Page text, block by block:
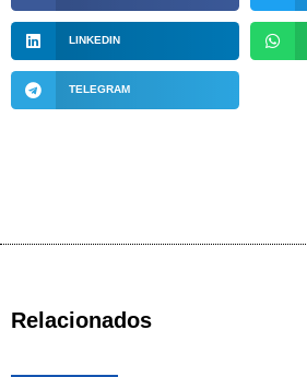
LINKEDIN
TELEGRAM
Relacionados